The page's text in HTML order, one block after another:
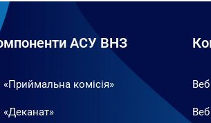
АСУ ВНЗ
комісія»